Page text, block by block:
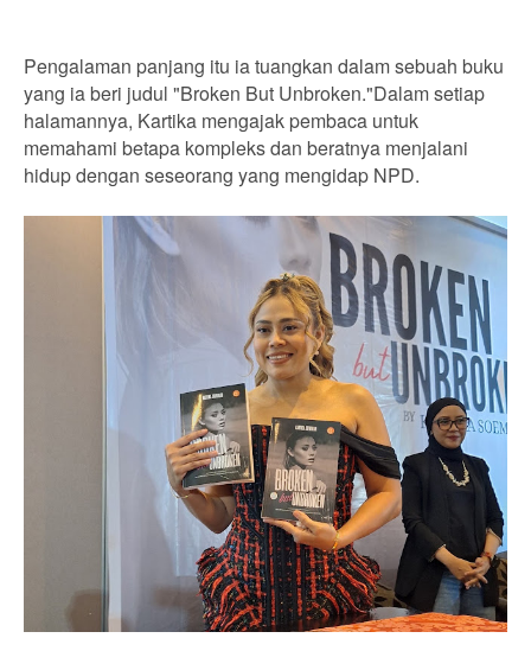
Pengalaman panjang itu ia tuangkan dalam sebuah buku
yang ia beri judul "Broken But Unbroken."Dalam setiap
halamannya, Kartika mengajak pembaca untuk
memahami betapa kompleks dan beratnya menjalani
hidup dengan seseorang yang mengidap NPD.